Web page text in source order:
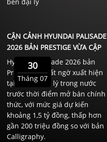
CẬN CẢNH HYUNDAI PALISADE
2026 BẢN PRESTIGE VỪA CẬP
BẾN ĐẠI LÝ
Hyundai Palisade 2026 bản
Prestige đã bất ngờ xuất hiện
tại một số đại lý trong nước
trước thời điểm mở bán chính
thức, với mức giá dự kiến
khoảng 1,5 tỷ đồng, thấp hơn
gần 200 triệu đồng so với bản
Calligraphy.
30
Tháng 07